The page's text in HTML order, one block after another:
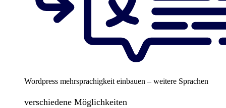
Wordpress mehrsprachigkeit einbauen – weitere Sprachen
verschiedene Möglichkeiten